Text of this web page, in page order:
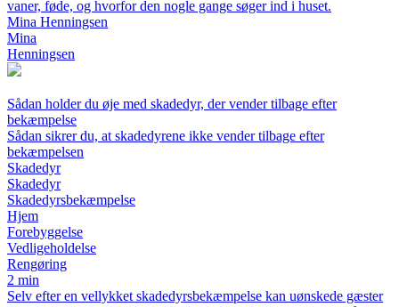
vaner, føde, og hvorfor den nogle gange søger ind i huset.
Mina Henningsen
Mina
Henningsen
Sådan holder du øje med skadedyr, der vender tilbage efter
bekæmpelse
Sådan sikrer du, at skadedyrene ikke vender tilbage efter
bekæmpelsen
Skadedyr
Skadedyr
Skadedyrsbekæmpelse
Hjem
Forebyggelse
Vedligeholdelse
Rengøring
2 min
Selv efter en vellykket skadedyrsbekæmpelse kan uønskede gæster